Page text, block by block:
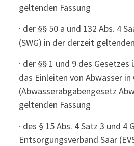
geltenden Fassung
· der §§ 50 a und 132 Abs. 4
(SWG) in der derzeit
· der §§ 1 und 9 des
das Einleiten von Abwasser in
(Abwasserabgabengesetz
geltenden Fassung
· des § 15 Abs. 4 Satz 3 und 4
Entsorgungsverband Saar